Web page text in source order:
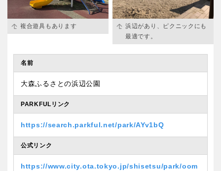
複合遊具もあります
浜辺があり、ピクニックにも
最適です。
名前
大森ふるさとの浜辺公園
PARKFULリンク
https://search.parkful.net/park/AYv1bQ
公式リンク
https://www.city.ota.tokyo.jp/shisetsu/park/oom